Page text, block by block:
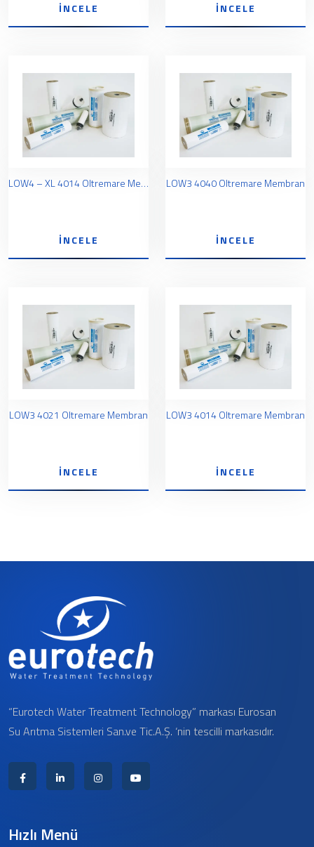
İNCELE İNCELE
LOW4 – XL 4014 Oltremare Membran
İNCELE
LOW3 4040 Oltremare Membran
İNCELE
LOW3 4021 Oltremare Membran
İNCELE
LOW3 4014 Oltremare Membran
İNCELE
“Eurotech Water Treatment Technology” markası Eurosan
Su Arıtma Sistemleri San.ve Tic.A.Ş. ‘nin tescilli markasıdır.
Hızlı Menü